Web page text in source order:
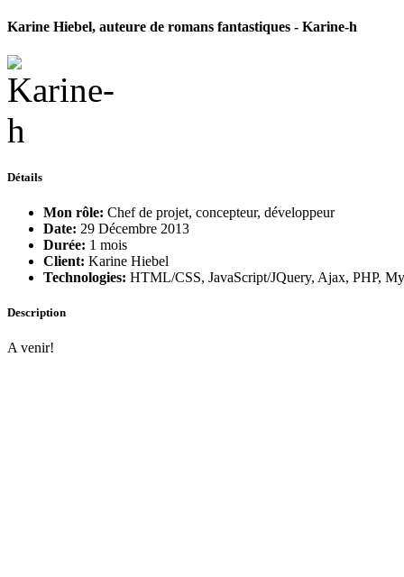
Karine Hiebel, auteure de romans fantastiques - Karine-h
Détails
Mon rôle: Chef de projet, concepteur, développeur
Date: 29 Décembre 2013
Durée: 1 mois
Client: Karine Hiebel
Technologies: HTML/CSS, JavaScript/JQuery, Ajax, PHP,
Description
A venir!